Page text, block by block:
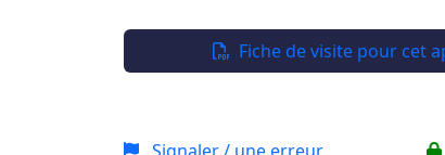
Fiche de visite pour cet